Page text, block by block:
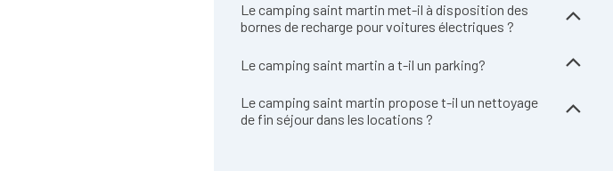
Le camping saint martin met-il à disposition des
bornes de recharge pour voitures électriques ?
Le camping saint martin a t-il un parking?
Le camping saint martin propose t-il un nettoyage
de fin séjour dans les locations ?